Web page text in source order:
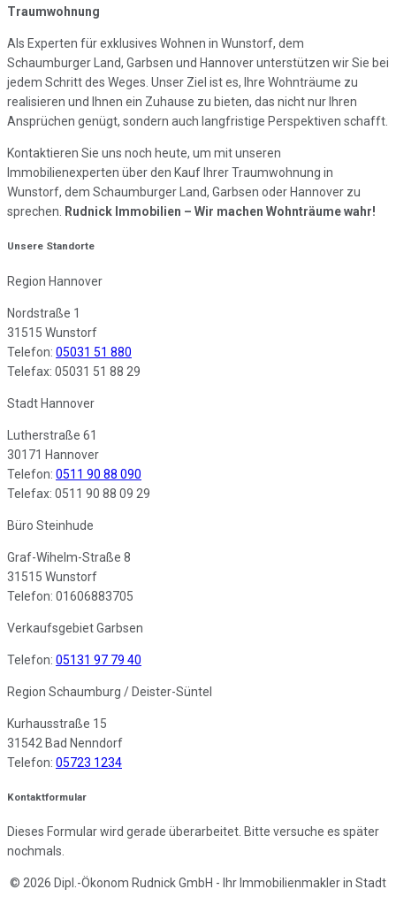
Traumwohnung
Als Experten für exklusives Wohnen in Wunstorf, dem
Schaumburger Land, Garbsen und Hannover unterstützen wir Sie bei
jedem Schritt des Weges. Unser Ziel ist es, Ihre Wohnträume zu
realisieren und Ihnen ein Zuhause zu bieten, das nicht nur Ihren
Ansprüchen genügt, sondern auch langfristige Perspektiven schafft.
Kontaktieren Sie uns noch heute, um mit unseren
Immobilienexperten über den Kauf Ihrer Traumwohnung in
Wunstorf, dem Schaumburger Land, Garbsen oder Hannover zu
sprechen.
Rudnick Immobilien – Wir machen Wohnträume wahr!
Unsere Standorte
Region Hannover
Nordstraße 1
31515 Wunstorf
Telefon: 05031 51 880
Telefax: 05031 51 88 29
Stadt Hannover
Lutherstraße 61
30171 Hannover
Telefon: 0511 90 88 090
Telefax: 0511 90 88 09 29
Büro Steinhude
Graf-Wihelm-Straße 8
31515 Wunstorf
Telefon: 01606883705
Verkaufsgebiet Garbsen
Telefon: 05131 97 79 40
Region Schaumburg / Deister-Süntel
Kurhausstraße 15
31542 Bad Nenndorf
Telefon: 05723 1234
Kontaktformular
Dieses Formular wird gerade überarbeitet. Bitte versuche es später
nochmals.
© 2026 Dipl.-Ökonom Rudnick GmbH - Ihr Immobilienmakler in Stadt